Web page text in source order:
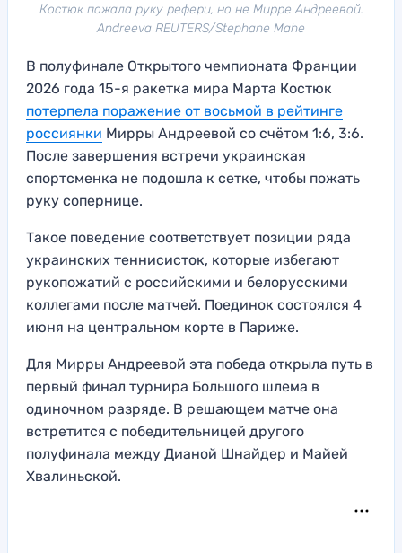
Костюк пожала руку рефери, но не Мирре Андреевой.
Andreeva REUTERS/Stephane Mahe
В полуфинале Открытого чемпионата Франции
2026 года 15-я ракетка мира Марта Костюк
потерпела поражение от восьмой в рейтинге
россиянки Мирры Андреевой со счётом 1:6, 3:6.
После завершения встречи украинская
спортсменка не подошла к сетке, чтобы пожать
руку сопернице.
Такое поведение соответствует позиции ряда
украинских теннисисток, которые избегают
рукопожатий с российскими и белорусскими
коллегами после матчей. Поединок состоялся 4
июня на центральном корте в Париже.
Для Мирры Андреевой эта победа открыла путь в
первый финал турнира Большого шлема в
одиночном разряде. В решающем матче она
встретится с победительницей другого
полуфинала между Дианой Шнайдер и Майей
Хвалиньской.